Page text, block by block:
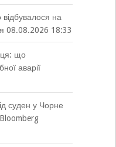
відбувалося на
08.08.2026 18:33
що
аварії
суден у Чорне